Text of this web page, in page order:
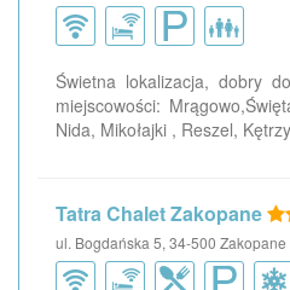
Świetna lokalizacja, dobry
miejscowości:
Nida, Mikołajki , Reszel,
Tatra Chalet Zakopane
ul. Bogdańska 5, 34-500 Zakopane